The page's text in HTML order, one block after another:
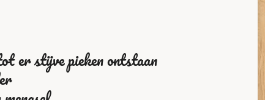
er stijve pieken ontstaan